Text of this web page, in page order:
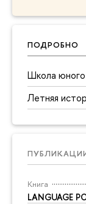
ПОДРОБНО
Школа
Летняя
Книга
LANGUAGE